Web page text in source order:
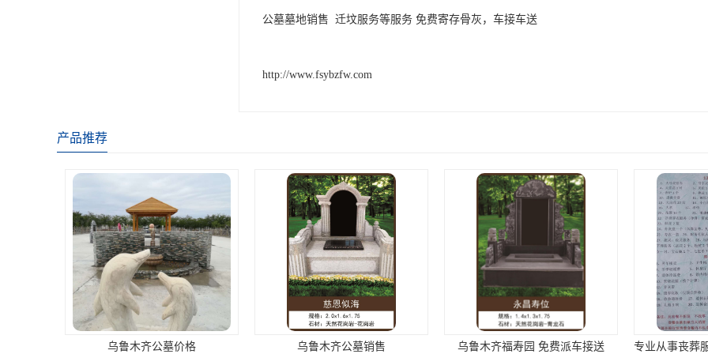
公墓墓地销售 迁坟服务等服务 免费寄存骨灰，车接车送
http://www.fsybzfw.com
产品推荐
乌鲁木齐公墓价格 乌鲁木齐公墓销售 乌鲁木齐福寿园 免费派车接送